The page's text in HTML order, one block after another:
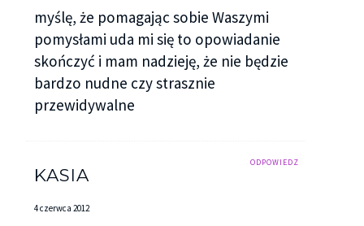
znalazłam się w jego ramionach. Całował moje
usta, twarz, włosy, a ja niemal fizycznie czułam
bijące od niego uczucie ulgi. Moje motyle
wykonywały w brzuchu dziki taniec. Już po chwili
leżeliśmy na jednym z łóżek. Obejmował mnie
najwyraźniej już od jakiegoś czasu przyglądał nam
myślę, że pomagając sobie Waszymi
pomysłami uda mi się to opowiadanie
skończyć i mam nadzieję, że nie będzie
bardzo nudne czy strasznie
przewidywalne
ODPOWIEDZ
KASIA
4 czerwca 2012